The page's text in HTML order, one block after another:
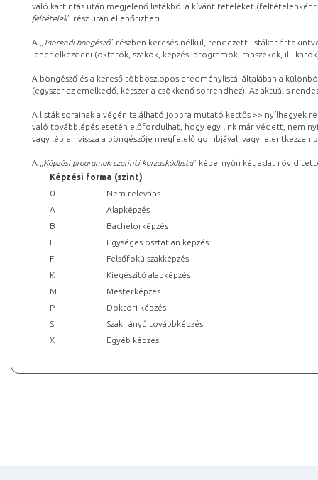
való kattintás után megjelenő listákból a kívánt tételeket (feltételenként
feltételek” rész után ellenőrizheti.
A „ Tanrendi böngésző” részben keresés nélkül, rendezett listákat
lehet elkezdeni (oktatók, szakok, képzési programok, tanszékek, ill.
A böngésző és a kereső többoszlopos eredménylistái általában a
(egyszer az emelkedő, kétszer a csökkenő sorrendhez). Az aktuális
A listák sorainak a végén található jobbra mutató kettős >> nyílhegyek
való továbblépés esetén előfordulhat, hogy egy link már védett, nem
vagy lépjen vissza a böngészője megfelelő gombjával, vagy
A „ Képzési programok szerinti kurzuskódlista” képernyőn két adat
Képzési forma (szint)
0
Nem releváns
A
Alapképzés
B
Bachelorképzés
E
Egységes osztatlan képzés
F
Felsőfokú szakképzés
K
Kiegészítő alapképzés
M
Mesterképzés
P
Doktori képzés
S
Szakirányú továbbképzés
X
Egyéb képzés